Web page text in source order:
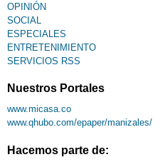
OPINIÓN
SOCIAL
ESPECIALES
ENTRETENIMIENTO
SERVICIOS RSS
Nuestros Portales
www.micasa.co
www.qhubo.com/epaper/manizales/
Hacemos parte de: